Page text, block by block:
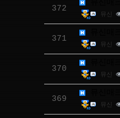
372
뮤신
371
뮤신
370
뮤신
369
뮤신